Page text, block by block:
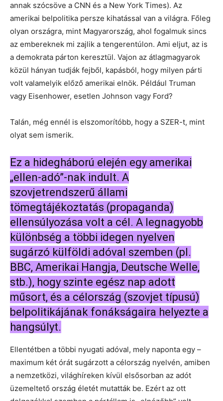
annak szócsöve a CNN és a New York Times). Az
amerikai belpolitika persze kihatással van a világra. Főleg
olyan országra, mint Magyarország, ahol fogalmuk sincs
az embereknek mi zajlik a tengerentúlon. Ami eljut, az is
a demokrata párton keresztül. Vajon az átlagmagyarok
közül hányan tudják fejből, kapásból, hogy milyen párti
volt valamelyik előző amerikai elnök. Például Truman
vagy Eisenhower, esetlen Johnson vagy Ford?
Talán, még ennél is elszomorítóbb, hogy a SZER-t, mint
olyat sem ismerik.
Ez a hidegháború elején egy amerikai
„ellen-adó”-nak indult. A
szovjetrendszerű állami
tömegtájékoztatás (propaganda)
ellensúlyozása volt a cél. A legnagyobb
különbség a többi idegen nyelven
sugárzó külföldi adóval szemben (pl.
BBC, Amerikai Hangja, Deutsche Welle,
stb.), hogy szinte egész nap adott
műsort, és a célország (szovjet típusú)
belpolitikájának fonákságaira helyezte a
hangsúlyt.
Ellentétben a többi nyugati adóval, mely naponta egy –
maximum két órát sugárzott a célország nyelvén, amiben
a nemzetközi, világhíreken kívül elsősorban az adót
üzemeltető ország életét mutatták be. Ezért az ott